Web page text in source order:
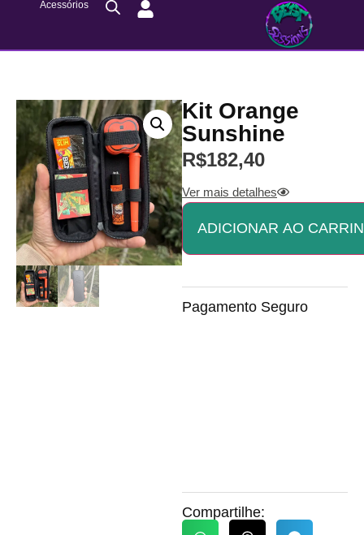
Acessórios
Kit Orange
Sunshine
R$182,40
Pagamento Seguro
Compartilhe:
Ver mais detalhes
ADICIONAR AO